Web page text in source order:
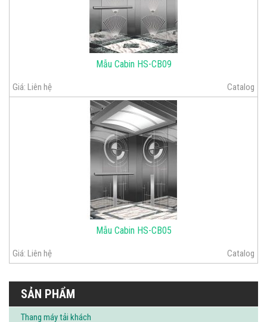
Mẫu Cabin HS-CB09
Giá: Liên hệ Catalog
Mẫu Cabin HS-CB05
Giá: Liên hệ Catalog
SẢN PHẨM
Thang máy tải khách